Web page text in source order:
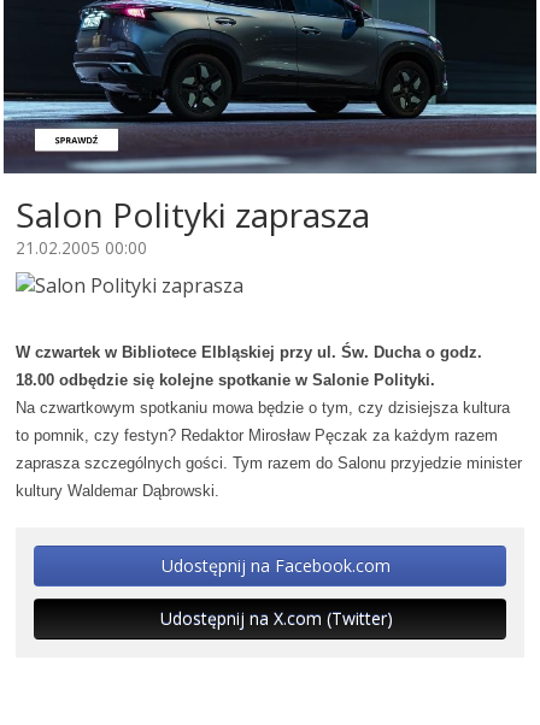
Salon Polityki zaprasza
21.02.2005 00:00
W czwartek w Bibliotece Elbląskiej przy ul. Św. Ducha o godz.
18.00 odbędzie się kolejne spotkanie w Salonie Polityki.
Na czwartkowym spotkaniu mowa będzie o tym, czy dzisiejsza kultura
to pomnik, czy festyn? Redaktor Mirosław Pęczak za każdym razem
zaprasza szczególnych gości. Tym razem do Salonu przyjedzie minister
kultury Waldemar Dąbrowski.
Udostępnij na Facebook.com
Udostępnij na X.com (Twitter)